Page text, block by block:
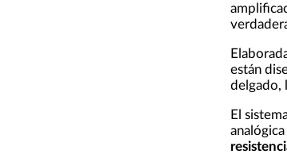
están
delgado,
El